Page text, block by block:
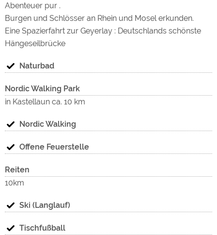
Abenteuer pur .
Burgen und Schlösser an Rhein und Mosel erkunden.
Eine Spazierfahrt zur Geyerlay : Deutschlands schönste
Hängeseilbrücke
Naturbad
Nordic Walking Park
in Kastellaun ca. 10 km
Nordic Walking
Offene Feuerstelle
Reiten
10km
Ski (Langlauf)
Tischfußball